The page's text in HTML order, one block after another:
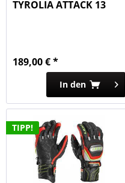
TYROLIA ATTACK 13
189,00 € *
In den
TIPP!